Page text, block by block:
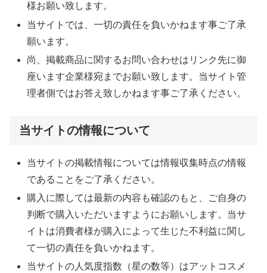
様お願い致します。
当サイトでは、一切の責任を負いかねます事ご了承
願います。
尚、掲載商品に関するお問い合わせはリンク先に御
座います企業様宛までお願い致します。当サイト管
理者側ではお答え致しかねます事ご了承ください。
当サイトの情報について
当サイトの掲載情報については情報収集時点の情報
であることをご了承ください。
購入に際しては最新の内容も確認のもと、ご自身の
判断で購入いただいますようにお願いします。当サ
イトは消費者様が購入によって生じた不利益に関し
て一切の責任を負いかねます。
当サイトの人気度指数（星の数等）はアットコスメ